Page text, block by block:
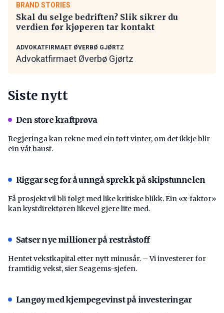
BRAND STORIES
Skal du selge bedriften? Slik sikrer du
verdien før kjøperen tar kontakt
ADVOKATFIRMAET ØVERBØ GJØRTZ
Advokatfirmaet Øverbø Gjørtz
Siste nytt
Den store kraftprøva
Regjeringa kan rekne med ein tøff vinter, om det ikkje blir
ein våt haust.
Riggar seg for å unngå sprekk på skipstunnelen
Få prosjekt vil bli følgt med like kritiske blikk. Ein «x-faktor»
kan kystdirektøren likevel gjere lite med.
Satser nye millioner på restråstoff
Hentet vekstkapital etter nytt minusår. – Vi investerer for
framtidig vekst, sier Seagems-sjefen.
Langøy med kjempegevinst på investeringar